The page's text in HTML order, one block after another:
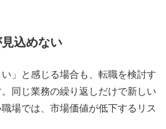
込めない
い」と感じる場合も、転職を検討す
同じ業務の繰り返しだけで新しい
場では、市場価値が低下するリス